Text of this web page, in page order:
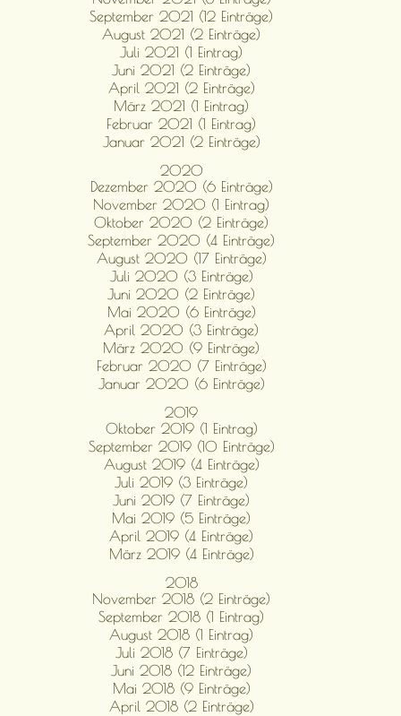
September 2021 (12 Einträge)
August 2021 (2 Einträge)
Juli 2021 (1 Eintrag)
Juni 2021 (2 Einträge)
April 2021 (2 Einträge)
März 2021 (1 Eintrag)
Februar 2021 (1 Eintrag)
Januar 2021 (2 Einträge)
2020
Dezember 2020 (6 Einträge)
November 2020 (1 Eintrag)
Oktober 2020 (2 Einträge)
September 2020 (4 Einträge)
August 2020 (17 Einträge)
Juli 2020 (3 Einträge)
Juni 2020 (2 Einträge)
Mai 2020 (6 Einträge)
April 2020 (3 Einträge)
März 2020 (9 Einträge)
Februar 2020 (7 Einträge)
Januar 2020 (6 Einträge)
2019
Oktober 2019 (1 Eintrag)
September 2019 (10 Einträge)
August 2019 (4 Einträge)
Juli 2019 (3 Einträge)
Juni 2019 (7 Einträge)
Mai 2019 (5 Einträge)
April 2019 (4 Einträge)
März 2019 (4 Einträge)
2018
November 2018 (2 Einträge)
September 2018 (1 Eintrag)
August 2018 (1 Eintrag)
Juli 2018 (7 Einträge)
Juni 2018 (12 Einträge)
Mai 2018 (9 Einträge)
April 2018 (2 Einträge)